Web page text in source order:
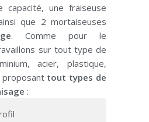
capacité, une fraiseuse
que 2 mortaiseuses
. Comme pour le
sur tout type de
acier, plastique,
tout types de
: